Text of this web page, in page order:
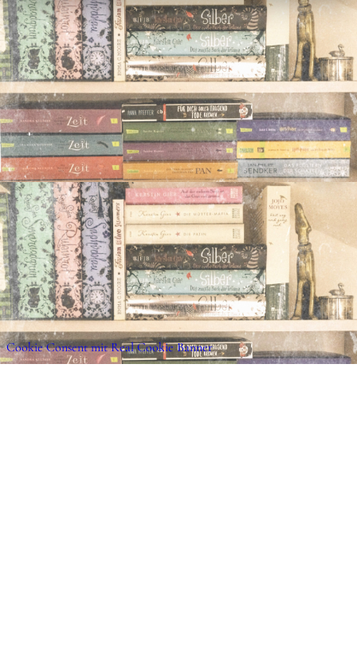
Mit einer Familie, die von Schneewittchen
abstammt, ist Rain Whites Leben schon
kompliziert genug. Nun muss sie auch noch
einen schlafenden Prinzen küssen! Doch als
Rain an ihrem 18. Geburtstag in die Gruft
dem Tower of London hinabsteigt, löst sie
Katastrophe aus: Ihr Kuss weckt nicht nur
Prinzen auf, sondern auch einen uralten
Um die Märchenfamilien zu retten, muss
sich sieben Prüfungen stellen – und darf nicht
vergessen, dass ihr Herz ihre größte
Schwachstelle ist.
Stella A. Tack „Ever & After – Der
Prinz“, ©2023 Ravensburger Verlag
Cookie Consent mit Real Cookie Banner